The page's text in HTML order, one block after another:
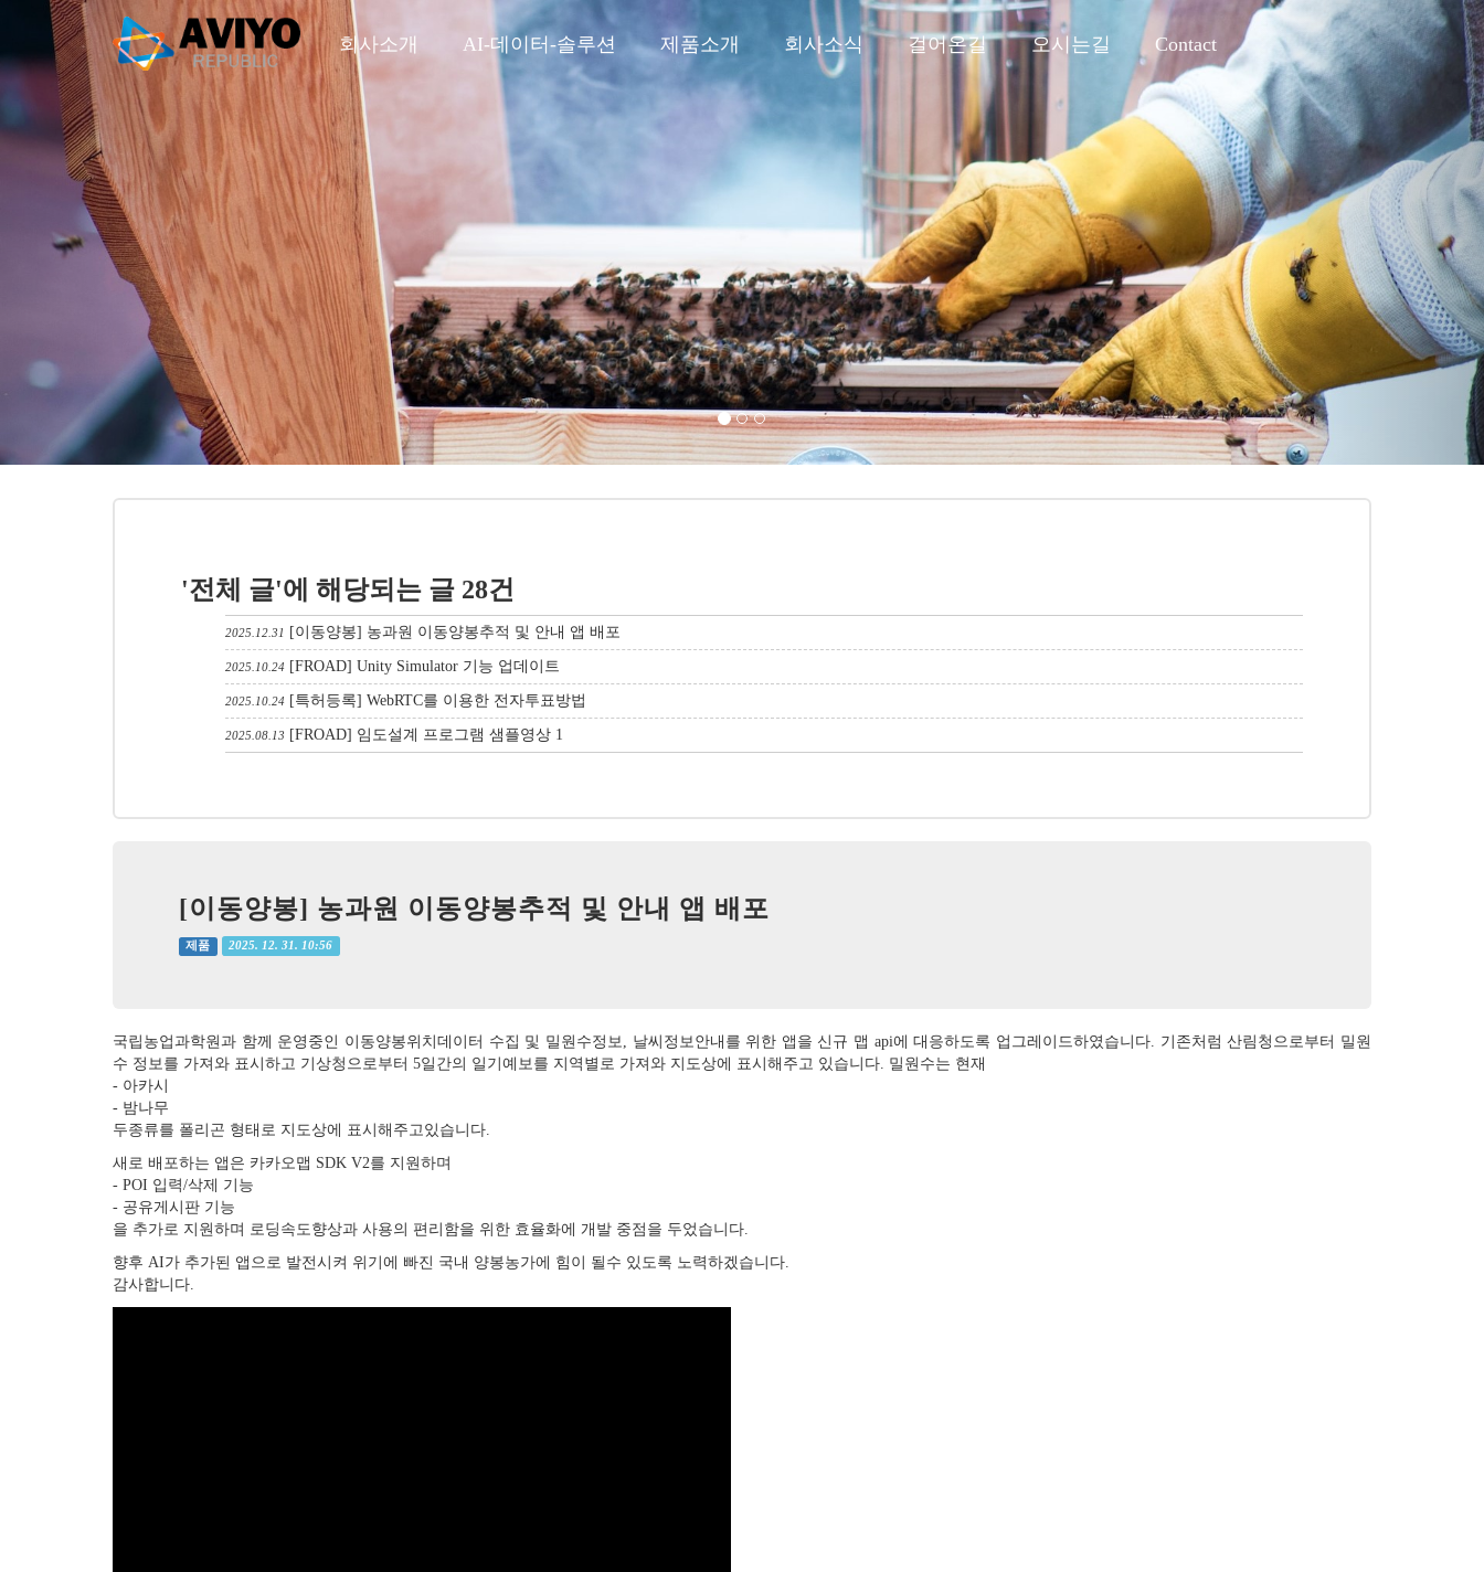
회사소개 AI-데이터-솔루션 제품소개 회사소식 걸어온길 오시는길 Contact
Previous Next
'전체 글'에 해당되는 글 28건
2025.12.31 [이동양봉] 농과원 이동양봉추적 및 안내 앱 배포
2025.10.24 [FROAD] Unity Simulator 기능 업데이트
2025.10.24 [특허등록] WebRTC를 이용한 전자투표방법
2025.08.13 [FROAD] 임도설계 프로그램 샘플영상 1
[이동양봉] 농과원 이동양봉추적 및 안내 앱 배포
제품 2025. 12. 31. 10:56
국립농업과학원과 함께 운영중인 이동양봉위치데이터 수집 및 밀원수정보, 날씨정보안내를 위한 앱을 신규 맵 api에 대응하도록 업그레이드하였습니다. 기존처럼 산림청으로부터 밀원
수 정보를 가져와 표시하고 기상청으로부터 5일간의 일기예보를 지역별로 가져와 지도상에 표시해주고 있습니다. 밀원수는 현재
- 아카시
- 밤나무
두종류를 폴리곤 형태로 지도상에 표시해주고있습니다.
새로 배포하는 앱은 카카오맵 SDK V2를 지원하며
- POI 입력/삭제 기능
- 공유게시판 기능
을 추가로 지원하며 로딩속도향상과 사용의 편리함을 위한 효율화에 개발 중점을 두었습니다.
향후 AI가 추가된 앱으로 발전시켜 위기에 빠진 국내 양봉농가에 힘이 될수 있도록 노력하겠습니다.
감사합니다.
티스토리툴바